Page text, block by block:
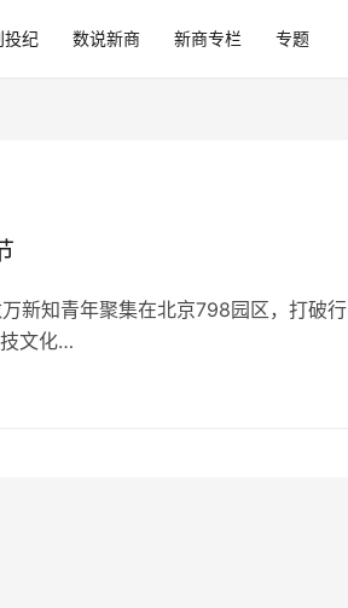
投纪 数说新商 新商专栏 专题
新知青年聚集在北京798园区，打破行
文化…